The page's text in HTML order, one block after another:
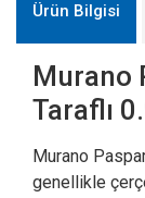
Ürün Bilgisi
Murano
Taraflı
Murano
genellikle